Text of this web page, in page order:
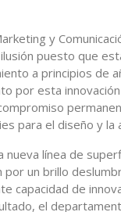
y
puesto que
a principios de
por esta
para el diseño y la
nueva línea de
un brillo
capacidad de
el